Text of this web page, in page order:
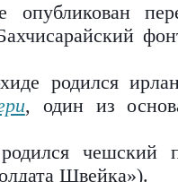
родился
, один из
чешский
Швейка»).